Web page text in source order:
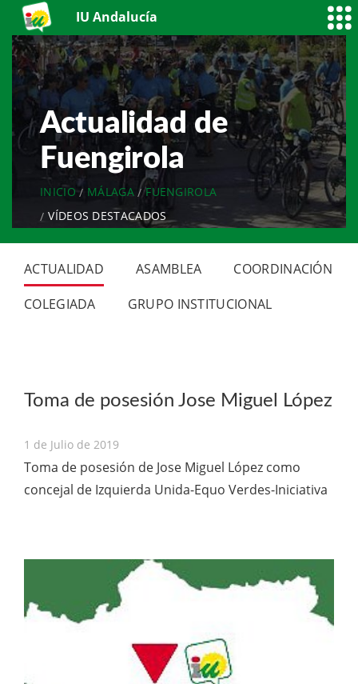
IU Andalucía
Actualidad de
Fuengirola
INICIO MÁLAGA
FUENGIROLA
VÍDEOS DESTACADOS
ACTUALIDAD ASAMBLEA
COORDINACIÓN
COLEGIADA
GRUPO INSTITUCIONAL
Toma de posesión Jose Miguel López
1 de Julio de 2019
Toma de posesión de Jose Miguel López como
concejal de Izquierda Unida-Equo Verdes-Iniciativa